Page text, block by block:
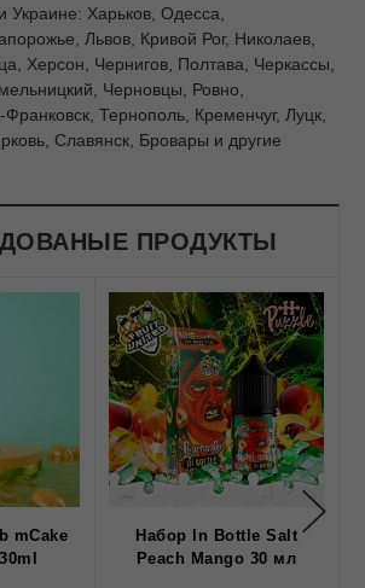
Украине: Харьков, Одесса,
Львов, Кривой Рог, Николаев,
Херсон, Чернигов, Полтава, Черкассы,
Черновцы, Ровно,
Тернополь, Кременчуг, Луцк,
Славянск, Бровары и другие
ПРОДУКТЫ
mCake
Набор In Bottle Salt
Peach Mango 30 мл